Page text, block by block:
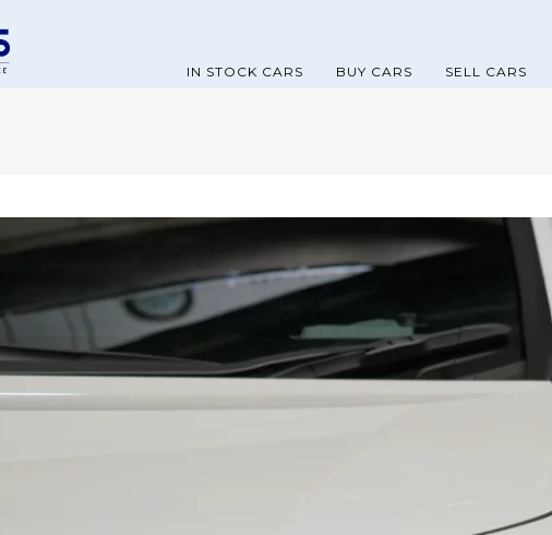
IN STOCK CARS BUY CARS SELL CARS